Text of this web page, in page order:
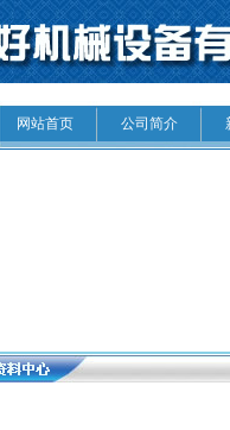
网站首页 公司简介